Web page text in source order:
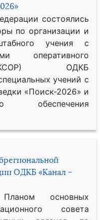
состоялись
по организации и
учения с
оперативного
ОДКБ
учений с
«Поиск-2026» и
обеспечения
ОДКБ «Канал –
основных
совета